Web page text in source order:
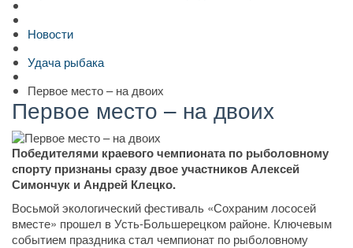
Новости
Удача рыбака
Первое место – на двоих
Первое место – на двоих
Победителями краевого чемпионата по рыболовному
спорту признаны сразу двое участников Алексей
Симончук и Андрей Клецко.
Восьмой экологический фестиваль «Сохраним лососей
вместе» прошел в Усть-Большерецком районе. Ключевым
событием праздника стал чемпионат по рыболовному